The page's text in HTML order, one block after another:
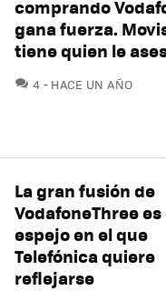
comprando
gana fuerza.
tiene quien le
4 COMENTARIOS
HACE UN AÑO
La gran fusión de
VodafoneThree es
espejo en el que
Telefónica quiere
reflejarse